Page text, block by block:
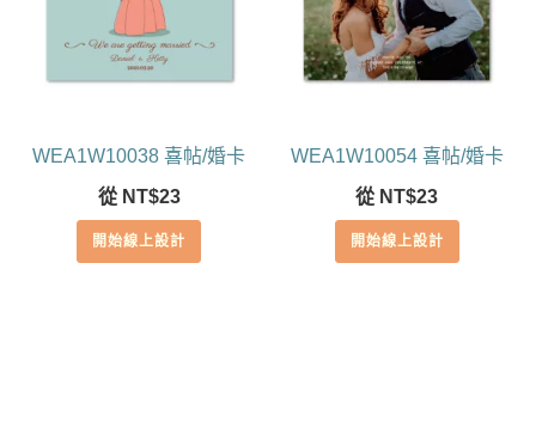
WEA1W10038 喜帖/婚卡
從 NT$23
開始線上設計
WEA1W10054 喜帖/婚卡
從 NT$23
開始線上設計